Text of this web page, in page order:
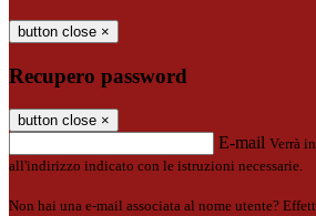
button close ×
Recupero password
button close ×
E-mail Verrà
all'indirizzo indicato con le istruzioni necessarie.
Non hai una e-mail associata al nome utente?